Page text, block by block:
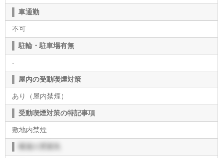
車通勤
不可
駐輪・駐車場有無
-
屋内の受動喫煙対策
あり（屋内禁煙）
受動喫煙対策の特記事項
敷地内禁煙
職場の雰囲気